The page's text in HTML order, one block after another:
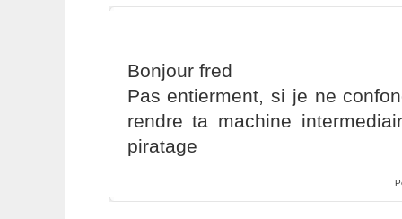
Bonjour fred
Pas entierment, si je ne
rendre ta machine
piratage